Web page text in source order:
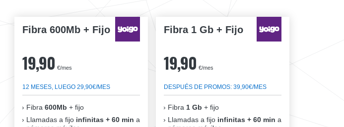
Fibra 600Mb + Fijo
19,90 €/mes
12 MESES, LUEGO 29,90€/MES
Fibra 600Mb + fijo
Llamadas a fijo infinitas + 60 min a
Fibra 1 Gb + Fijo
19,90 €/mes
DESPUÉS DE PROMOS: 39,90€/MES
Fibra 1 Gb + fijo
Llamadas a fijo infinitas + 60 min a